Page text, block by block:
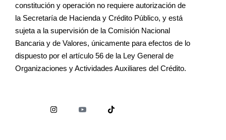
constitución y operación no requiere autorización de
la Secretaría de Hacienda y Crédito Público, y está
sujeta a la supervisión de la Comisión Nacional
Bancaria y de Valores, únicamente para efectos de lo
dispuesto por el artículo 56 de la Ley General de
Organizaciones y Actividades Auxiliares del Crédito.